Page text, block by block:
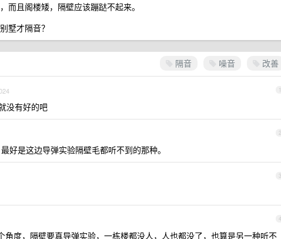
而且阁楼矮，隔壁应该蹦跶不起来。
墅才隔音？
隔音 噪音 改善
1
没有好的吧
2
好是这边导弹实验隔壁毛都听不到的那种。
3
4
角度，隔壁要真导弹实验，一栋楼都没人，人也都没了，也算是另一种听不